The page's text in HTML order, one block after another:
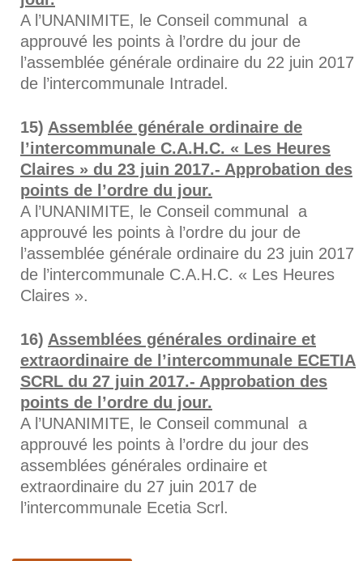
A l’UNANIMITE, le Conseil communal a
approuvé les points à l’ordre du jour de
l’assemblée générale ordinaire du 22 juin 2017
de l’intercommunale Intradel.
Assemblée générale ordinaire de
l’intercommunale C.A.H.C. « Les Heures
Claires » du 23 juin 2017.- Approbation des
points de l’ordre du jour.
A l’UNANIMITE, le Conseil communal a
approuvé les points à l’ordre du jour de
l’assemblée générale ordinaire du 23 juin 2017
de l’intercommunale C.A.H.C. « Les Heures
Claires ».
Assemblées générales ordinaire et
extraordinaire de l’intercommunale ECETIA
SCRL du 27 juin 2017.- Approbation des
points de l’ordre du jour.
A l’UNANIMITE, le Conseil communal a
approuvé les points à l’ordre du jour des
assemblées générales ordinaire et
extraordinaire du 27 juin 2017 de
l’intercommunale Ecetia Scrl.